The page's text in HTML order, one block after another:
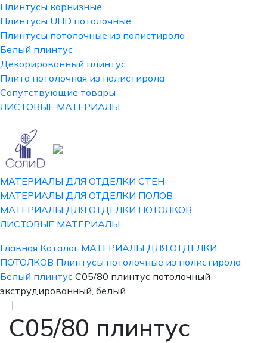
Плинтусы карнизные
Плинтусы UHD потолочные
Плинтусы потолочные из полистирола
Белый плинтус
Декорированный плинтус
Плита потолочная из полистирола
Сопутствующие товары
ЛИСТОВЫЕ МАТЕРИАЛЫ
МАТЕРИАЛЫ ДЛЯ ОТДЕЛКИ СТЕН
МАТЕРИАЛЫ ДЛЯ ОТДЕЛКИ ПОЛОВ
МАТЕРИАЛЫ ДЛЯ ОТДЕЛКИ ПОТОЛКОВ
ЛИСТОВЫЕ МАТЕРИАЛЫ
Главная Каталог МАТЕРИАЛЫ ДЛЯ ОТДЕЛКИ
ПОТОЛКОВ Плинтусы потолочные из полистирола
Белый плинтус С05/80 плинтус потолочный
экструдированный, белый
С05/80 плинтус